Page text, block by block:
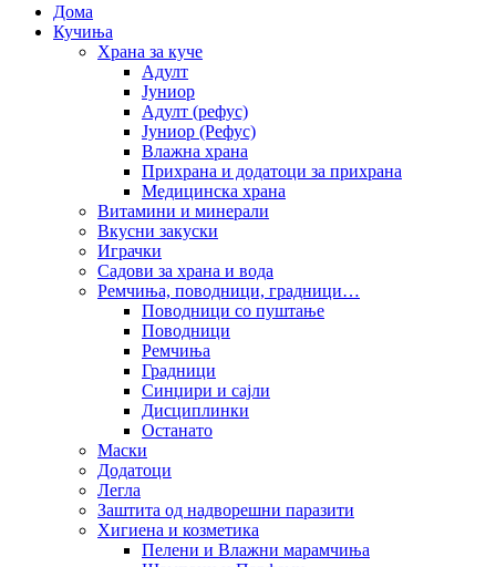
Дома
Кучиња
Храна за куче
Адулт
Јуниор
Адулт (рефус)
Јуниор (Рефус)
Влажна храна
Прихрана и додатоци за прихрана
Медицинска храна
Витамини и минерали
Вкусни закуски
Играчки
Садови за храна и вода
Ремчиња, поводници, градници…
Поводници со пуштање
Поводници
Ремчиња
Градници
Синџири и сајли
Дисциплинки
Останато
Маски
Додатоци
Легла
Заштита од надворешни паразити
Хигиена и козметика
Пелени и Влажни марамчиња